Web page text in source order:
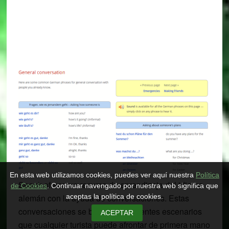
Speak ofrece un recurso de aprendizaje del idioma
alemán con la ayuda de conversaciones. Estas
conversaciones se basan en diferentes escenarios
que cualquier turista puede afrontar de primera mano
En esta web utilizamos cookies, puedes ver aquí nuestra Política
de Cookies. Continuar navengado por nuestra web significa que
aceptas la política de cookies.
ACEPTAR